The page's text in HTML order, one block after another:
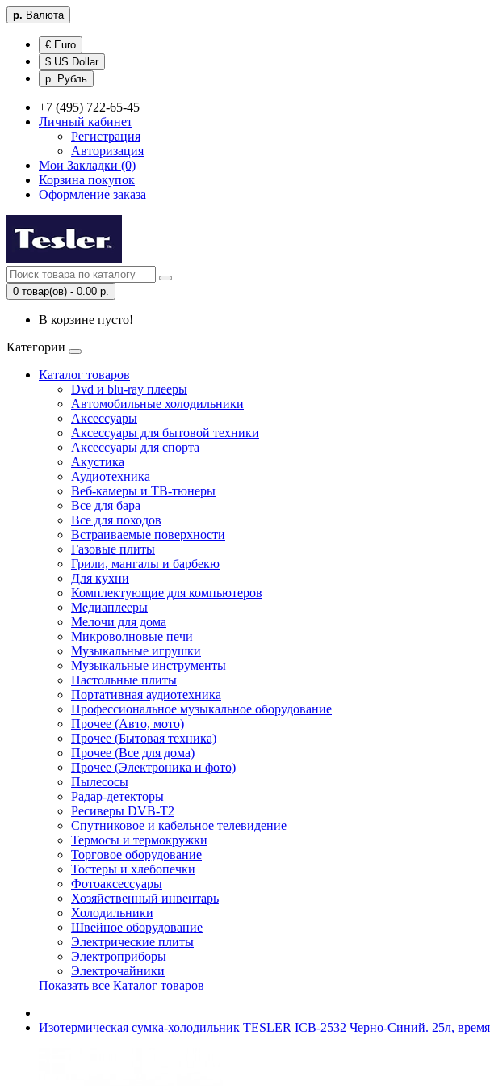
р. Валюта
€ Euro
$ US Dollar
р. Рубль
+7 (495) 722-65-45
Личный кабинет
Регистрация
Авторизация
Мои Закладки (0)
Корзина покупок
Оформление заказа
0 товар(ов) - 0.00 р.
В корзине пусто!
Категории
Каталог товаров
Dvd и blu-ray плееры
Автомобильные холодильники
Аксессуары
Аксессуары для бытовой техники
Аксессуары для спорта
Акустика
Аудиотехника
Веб-камеры и ТВ-тюнеры
Все для бара
Все для походов
Встраиваемые поверхности
Газовые плиты
Грили, мангалы и барбекю
Для кухни
Комплектующие для компьютеров
Медиаплееры
Мелочи для дома
Микроволновые печи
Музыкальные игрушки
Музыкальные инструменты
Настольные плиты
Портативная аудиотехника
Профессиональное музыкальное оборудование
Прочее (Авто, мото)
Прочее (Бытовая техника)
Прочее (Все для дома)
Прочее (Электроника и фото)
Пылесосы
Радар-детекторы
Ресиверы DVB-T2
Спутниковое и кабельное телевидение
Термосы и термокружки
Торговое оборудование
Тостеры и хлебопечки
Фотоаксессуары
Хозяйственный инвентарь
Холодильники
Швейное оборудование
Электрические плиты
Электроприборы
Электрочайники
Показать все Каталог товаров
Изотермическая сумка-холодильник TESLER ICB-2532 Черно-Синий. 25л,